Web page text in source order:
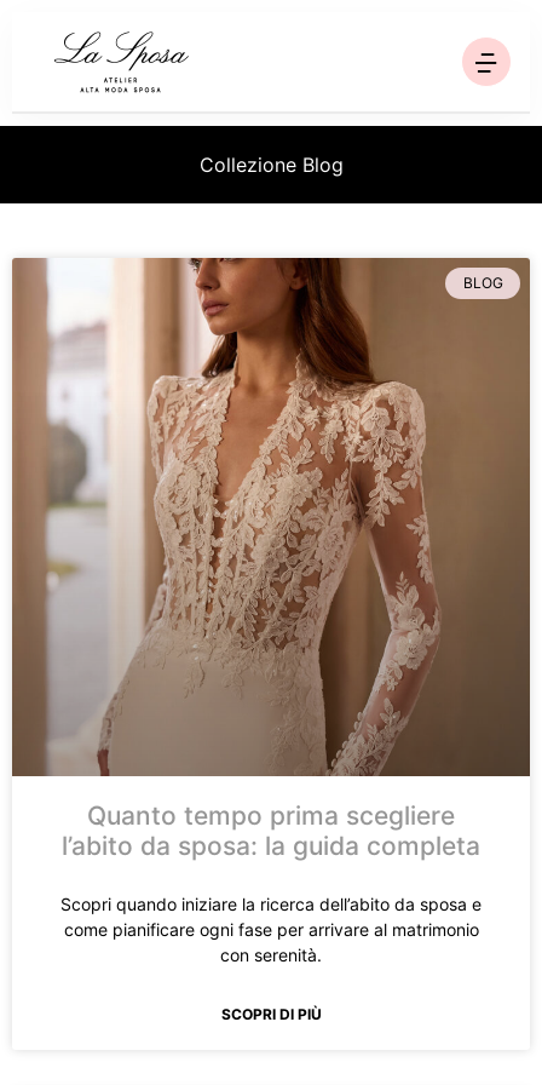
Chi siamo
Contatti
Via Trinità, 95 - Sala Consilina SA
Prenota un appuntamento
Collezione Blog
BLOG
Quanto tempo prima scegliere
l’abito da sposa: la guida completa
Scopri quando iniziare la ricerca dell’abito da sposa e
come pianificare ogni fase per arrivare al matrimonio
con serenità.
SCOPRI DI PIÙ